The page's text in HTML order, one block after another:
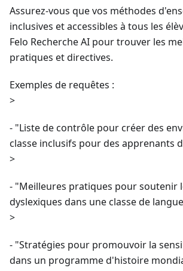
Assurez-vous que vos méthodes
inclusives et accessibles à tous les
Felo Recherche AI pour trouver les
pratiques et directives.
Exemples de requêtes :
>
- "Liste de contrôle pour créer des
classe inclusifs pour des apprenants
>
- "Meilleures pratiques pour soutenir
dyslexiques dans une classe de
>
- "Stratégies pour promouvoir la
dans un programme d'histoire